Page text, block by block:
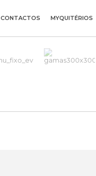
CONTACTOS MYQUITÉRIOS